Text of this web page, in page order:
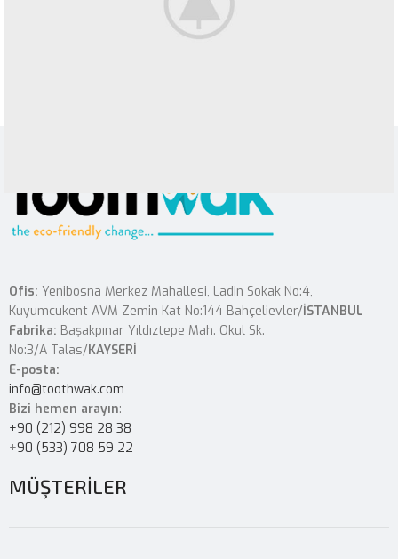
Furniture
Netus eu mollis hac dignis
Ofis: Yenibosna Merkez Mahallesi, Ladin Sokak No:4,
Kuyumcukent AVM Zemin Kat No:144 Bahçelievler/İSTANBUL
Fabrika: Başakpınar Yıldıztepe Mah. Okul Sk.
No:3/A Talas/KAYSERİ
E-posta:
info@toothwak.com
Bizi hemen arayın:
+90 (212) 998 28 38
+90 (533) 708 59 22
MÜŞTERİLER